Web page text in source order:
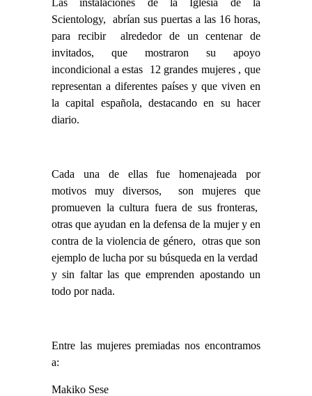
Las instalaciones de la Iglesia de la
Scientology, abrían sus puertas a las 16 horas,
para recibir alrededor de un centenar de
invitados, que mostraron su apoyo
incondicional a estas 12 grandes mujeres , que
representan a diferentes países y que viven en
la capital española, destacando en su hacer
diario.
Cada una de ellas fue homenajeada por
motivos muy diversos, son mujeres que
promueven la cultura fuera de sus fronteras,
otras que ayudan en la defensa de la mujer y en
contra de la violencia de género, otras que son
ejemplo de lucha por su búsqueda en la verdad
y sin faltar las que emprenden apostando un
todo por nada.
Entre las mujeres premiadas nos encontramos
a:
Makiko Sese